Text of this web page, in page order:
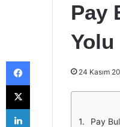
Pay
Yolu
24 Kasım
Pay
Facebook
X
LinkedIn